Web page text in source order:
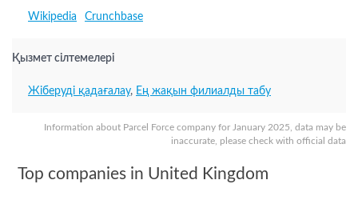
Information about Parcel Force company for January 2025, data may be
inaccurate, please check with official data
Wikipedia Crunchbase
Қызмет сілтемелері
Жіберуді қадағалау, Ең жақын филиалды табу
Top companies in United Kingdom